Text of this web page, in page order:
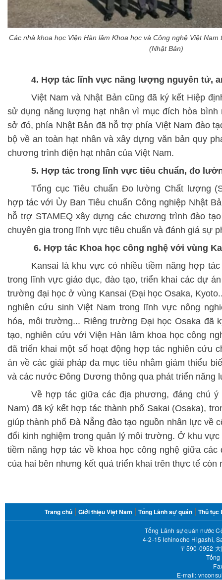
Các nhà khoa học Viện Hàn lâm Khoa học và Công nghệ Việt
(Nhật Bản)
4. Hợp tác lĩnh vực năng lượng nguyên tử,
Việt Nam và Nhật Bản cũng đã ký kết Hiệp
sử dụng năng lượng hạt nhân vì mục đích hòa bình
sở đó, phía Nhật Bản đã hỗ trợ phía Việt Nam đào
bộ về an toàn hạt nhân và xây dựng văn bản quy
chương trình điện hạt nhân của Việt Nam.
5. Hợp tác trong lĩnh vực tiêu chuẩn, đo
Tổng cục Tiêu chuẩn Đo lường Chất lượng
hợp tác với Ủy Ban Tiêu chuẩn Công nghiệp Nhật
hỗ trợ STAMEQ xây dựng các chương trình đào
chuyên gia trong lĩnh vực tiêu chuẩn và đánh giá sự
6. Hợp tác Khoa học công nghệ với vùng
Kansai là khu vực có nhiều tiềm năng hợp
trong lĩnh vực giáo dục, đào tạo, triển khai các dự
trường đại học ở vùng Kansai (Đại học Osaka,
nghiên cứu sinh Việt Nam trong lĩnh vực nông
hóa, môi trường... Riêng trường Đại học Osaka đã
tạo, nghiên cứu với Viện Hàn lâm khoa học công
đã triển khai một số hoạt động hợp tác nghiên cứu
án về các giải pháp đa mục tiêu nhằm giảm thiểu
và các nước Đông Dương thông qua phát triển năng
Về hợp tác giữa các địa phương, đáng chú
Nam) đã ký kết hợp tác thành phố Sakai (Osaka),
giúp thành phố Đà Nẵng đào tạo nguồn nhân lực về
đổi kinh nghiệm trong quản lý môi trường. Ở khu
tiềm năng hợp tác về khoa học công nghệ giữa các
của hai bên nhưng kết quả triển khai trên thực tế còn
MENU
Trang chủ Giới thiệu Việt Nam Tổng Lãnh sự quán Thủ tục
Tổng Lãnh sự quán nước
4-2-15 Ichinocho Higashi,
〒590-0952
E-mail: